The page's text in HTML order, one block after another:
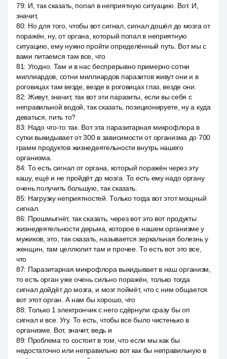
79: И, так сказать, попал в неприятную ситуацию. Вот. И,
значит,
80: Но для того, чтобы вот сигнал, сигнал дошёл до мозга от
поражён, ну, от органа, который попал в неприятную
ситуацию, ему нужно пройти определённый путь. Вот мы с
вами питаемся там все, что
81: Угодно. Там и в нас беспрерывно примерно сотни
миллиардов, сотни миллиардов паразитов живут они и в
роговицах там везде, везде в роговицах глаз, везде они.
82: Живут, значит, так вот эти паразиты, если вы себя с
неправильной водой, так сказать, позиционируете, ну а куда
деваться, пить то?
83: Надо что-то так. Вот эта паразитарная микрофлора в
сутки выкидывает от 300 в зависимости от организма до 700
грамм продуктов жизнедеятельности внутрь нашего
организма.
84: То есть сигнал от органа, который поражён через эту
кашу, ещё и не пройдёт до мозга. То есть ему надо органу
очень получить большую, так сказать.
85: Нагрузку неприятностей. Только тогда вот этот мощный
сигнал.
86: Прошмыгнёт, так сказать, через вот это вот продукты
жизнедеятельности дерьма, которое в нашем организме у
мужиков, это, так сказать, называется зеркальная болезнь у
женщин, там целлюлит там и прочее. То есть вот это все,
что
87: Паразитарная микрофлора выкидывает в наш организм,
то есть орган уже очень сильно поражён, только тогда
сигнал дойдёт до мозга, и мозг поймёт, что с ним общается
вот этот орган. А нам бы хорошо, что
88: Только 1 электрончик с него сдёрнули сразу бы оп
сигнал и все. Угу. То есть, чтобы все было чистенько в
организме. Вот, значит, ведь и
89: Проблема то состоит в том, что если мы как бы
недостаточно или неправильно вот как бы неправильную в